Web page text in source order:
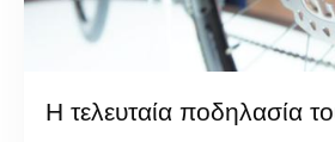
Η τελευταία ποδηλασία